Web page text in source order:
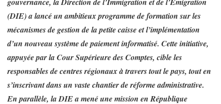
(DIE) a lancé un ambitieux programme de formation sur les
mécanismes de gestion de la petite caisse et l’implémentation
d’un nouveau système de paiement informatisé. Cette initiative,
appuyée par la Cour Supérieure des Comptes, cible les
responsables de centres régionaux à travers tout le pays, tout en
s’inscrivant dans un vaste chantier de réforme administrative.
En parallèle, la DIE a mené une mission en République